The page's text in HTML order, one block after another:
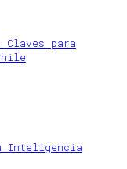
para
Inteligencia